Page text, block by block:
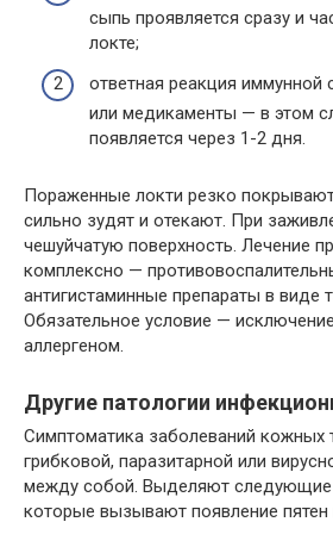
сыпь проявляется сразу и
локте;
ответная реакция иммунной
или медикаменты — в этом
появляется через 1-2 дня.
Пораженные локти резко
сильно зудят и отекают. При
чешуйчатую поверхность. Лечение
комплексно —
антигистаминные препараты в виде
Обязательное условие —
аллергеном.
Другие патологии
Симптоматика заболеваний кожных
грибковой, паразитарной или
между собой. Выделяют следующие
которые вызывают появление пятен